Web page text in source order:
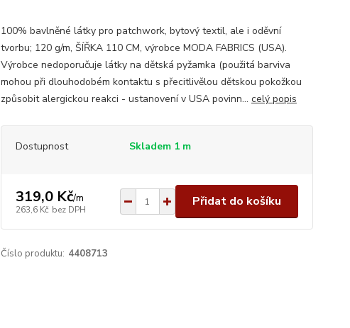
100% bavlněné látky pro patchwork, bytový textil, ale i oděvní
tvorbu; 120 g/m, ŠÍŘKA 110 CM, výrobce MODA FABRICS (USA).
Výrobce nedoporučuje látky na dětská pyžamka (použitá barviva
mohou při dlouhodobém kontaktu s přecitlivělou dětskou pokožkou
způsobit alergickou reakci - ustanovení v USA povinn... celý popis
Dostupnost Skladem 1 m
319,0 Kč/m
263,6 Kč bez DPH
Přidat do košíku
Číslo produktu: 4408713